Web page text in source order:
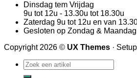
Dinsdag tem Vrijdag
9u tot 12u - 13.30u tot 18.30u
Zaterdag 9u tot 12u en van
Gesloten op Zondag & Maandag
Copyright 2026 © UX Themes ·
Zoeken
naar: